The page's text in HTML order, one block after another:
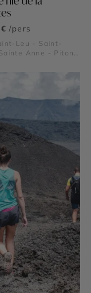
/pers
Leu - Saint-
Anne - Piton